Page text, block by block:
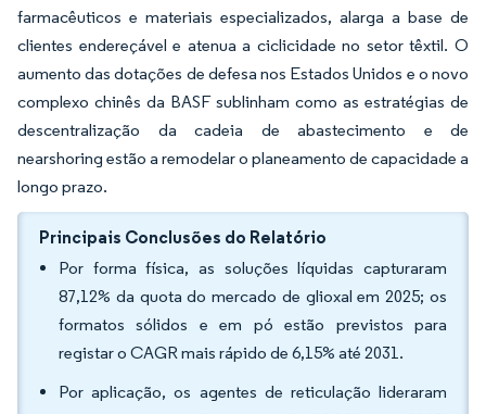
farmacêuticos e materiais especializados, alarga a base de
clientes endereçável e atenua a ciclicidade no setor têxtil. O
aumento das dotações de defesa nos Estados Unidos e o novo
complexo chinês da BASF sublinham como as estratégias de
descentralização da cadeia de abastecimento e de
nearshoring estão a remodelar o planeamento de capacidade a
longo prazo.
Principais Conclusões do Relatório
Por forma física, as soluções líquidas capturaram
87,12% da quota do mercado de glioxal em 2025; os
formatos sólidos e em pó estão previstos para
registar o CAGR mais rápido de 6,15% até 2031.
Por aplicação, os agentes de reticulação lideraram